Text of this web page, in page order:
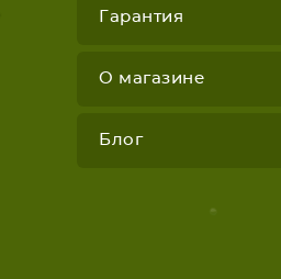
Гарантия
О магазине
Блог